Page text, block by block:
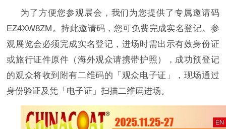
为了方便您参观展会，我们为您提供了专属邀请码
EZ4XW8ZM。持此邀请码，您可免费完成实名登记。参
观展览会必须完成实名登记，进场时需出示有效身份证
或旅行证件原件（海外观众请携带护照），成功预登记
的观众将收到附有二维码的「观众电子证」，现场通过
身份验证及凭「电子证」扫描二维码进场。